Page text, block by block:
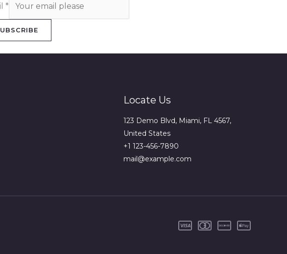
*
Locate Us
123 Demo Blvd, Miami, FL 4567,
United States
+1 123-456-7890
mail@example.com